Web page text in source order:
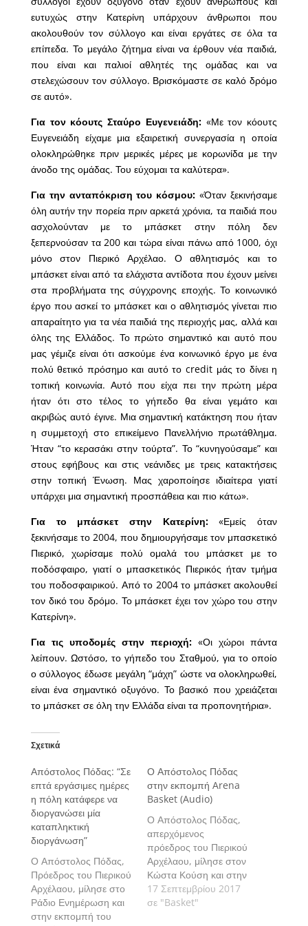
ευτυχώς στην Κατερίνη υπάρχουν άνθρωποι που
ακολουθούν τον σύλλογο και είναι εργάτες σε όλα τα
επίπεδα. Το μεγάλο ζήτημα είναι να έρθουν νέα παιδιά,
που είναι και παλιοί αθλητές της ομάδας και να
στελεχώσουν τον σύλλογο. Βρισκόμαστε σε καλό δρόμο
σε αυτό».
Για τον κόουτς Σταύρο Ευγενειάδη:«Με τον κόουτς
Ευγενειάδη είχαμε μια εξαιρετική συνεργασία η οποία
ολοκληρώθηκε πριν μερικές μέρες με κορωνίδα με την
άνοδο της ομάδας. Του εύχομαι τα καλύτερα».
Για την ανταπόκριση του κόσμου: «Όταν ξεκινήσαμε
όλη αυτήν την πορεία πριν αρκετά χρόνια, τα παιδιά που
ασχολούνταν με το μπάσκετ στην πόλη δεν
ξεπερνούσαν τα 200 και τώρα είναι πάνω από 1000, όχι
μόνο στον Πιερικό Αρχέλαο. Ο αθλητισμός και το
μπάσκετ είναι από τα ελάχιστα αντίδοτα που έχουν μείνει
στα προβλήματα της σύγχρονης εποχής. Το κοινωνικό
έργο που ασκεί το μπάσκετ και ο αθλητισμός γίνεται πιο
απαραίτητο για τα νέα παιδιά της περιοχής μας, αλλά και
όλης της Ελλάδος. Το πρώτο σημαντικό και αυτό που
μας γέμιζε είναι ότι ασκούμε ένα κοινωνικό έργο με ένα
πολύ θετικό πρόσημο και αυτό το credit μάς το δίνει η
τοπική κοινωνία. Αυτό που είχα πει την πρώτη μέρα
ήταν ότι στο τέλος το γήπεδο θα είναι γεμάτο και
ακριβώς αυτό έγινε. Μια σημαντική κατάκτηση που ήταν
η συμμετοχή στο επικείμενο Πανελλήνιο πρωτάθλημα.
Ήταν “το κερασάκι στην τούρτα”. Το “κυνηγούσαμε” και
στους εφήβους και στις νεάνιδες με τρεις κατακτήσεις
στην τοπική Ένωση. Μας χαροποίησε ιδιαίτερα γιατί
υπάρχει μια σημαντική προσπάθεια και πιο κάτω».
Για το μπάσκετ στην Κατερίνη:«Εμείς όταν
ξεκινήσαμε το 2004, που δημιουργήσαμε τον μπασκετικό
Πιερικό, χωρίσαμε πολύ ομαλά του μπάσκετ με το
ποδόσφαιρο, γιατί ο μπασκετικός Πιερικός ήταν τμήμα
του ποδοσφαιρικού. Από το 2004 το μπάσκετ ακολουθεί
τον δικό του δρόμο. Το μπάσκετ έχει τον χώρο του στην
Κατερίνη».
Για τις υποδομές στην περιοχή: «Οι χώροι πάντα
λείπουν. Ωστόσο, το γήπεδο του Σταθμού, για το οποίο
ο σύλλογος έδωσε μεγάλη “μάχη” ώστε να ολοκληρωθεί,
είναι ένα σημαντικό οξυγόνο. Το βασικό που χρειάζεται
το μπάσκετ σε όλη την Ελλάδα είναι τα προπονητήρια».
Σχετικά
Απόστολος Πόδας: “Σε
επτά εργάσιμες ημέρες
η πόλη κατάφερε να
διοργανώσει μία
καταπληκτική
διοργάνωση”
Ο Απόστολος Πόδας,
Πρόεδρος του Πιερικού
Αρχέλαου, μίλησε στο
Ράδιο Ενημέρωση και
στην εκπομπή του
Ο Απόστολος Πόδας
στην εκπομπή Arena
Basket (Audio)
Ο Απόστολος Πόδας,
απερχόμενος
πρόεδρος του Πιερικού
Αρχέλαου, μίλησε στον
Κώστα Κούση και στην
εκπομπή Arena Basket
17 Σεπτεμβρίου 2017
σε "Basket"